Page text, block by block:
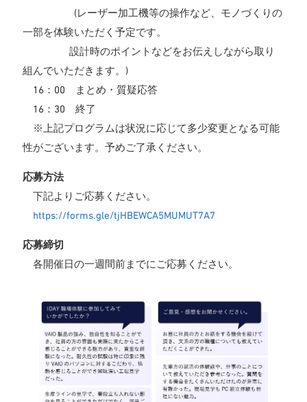
(レーザー加工機等の操作など、モノづくりの
一部を体験いただく予定です。
設計時のポイントなどをお伝えしながら取り
組んでいただきます。)
16：00 まとめ・質疑応答
16：30 終了
※上記プログラムは状況に応じて多少変更となる可能
性がございます。予めご了承ください。
応募方法
下記よりご応募ください。
https://forms.gle/tjHBEWCA5MUMUT7A7
応募締切
各開催日の一週間前までにご応募ください。